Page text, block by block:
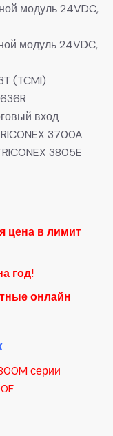
модуль 24VDC,
модуль 24VDC,
(TCMI)
вход
3700A
3805E
цена в лимит
год!
онлайн
серии